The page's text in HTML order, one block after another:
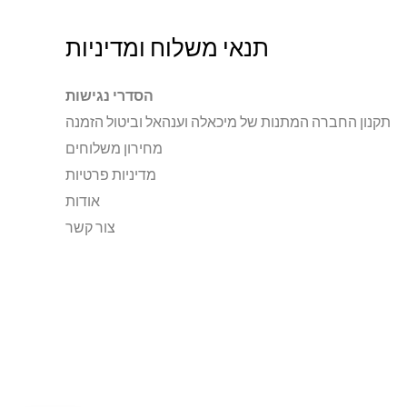
תנאי משלוח ומדיניות
הסדרי נגישות
תקנון החברה המתנות של מיכאלה וענהאל וביטול הזמנה
מחירון משלוחים
מדיניות פרטיות
אודות
צור קשר